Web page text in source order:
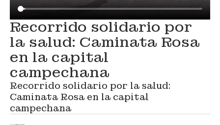
Recorrido solidario por
la salud: Caminata Rosa
en la capital
campechana
Recorrido solidario por la salud:
Caminata Rosa en la capital
campechana